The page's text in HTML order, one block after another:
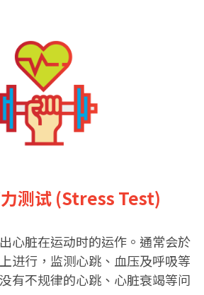
测试 (Stress Test)
心脏在运动时的运作。通常会於
进行，监测心跳、血压及呼吸等
有不规律的心跳、心脏衰竭等问